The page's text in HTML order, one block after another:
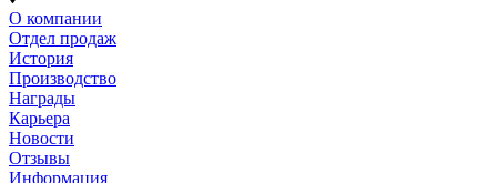
О компании
Отдел продаж
История
Производство
Награды
Карьера
Новости
Отзывы
Информация